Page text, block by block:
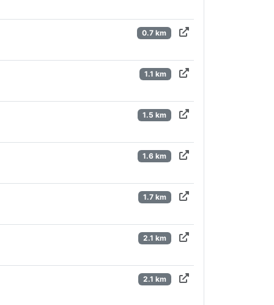
0.7 km
1.1 km
1.5 km
1.6 km
1.7 km
2.1 km
2.1 km